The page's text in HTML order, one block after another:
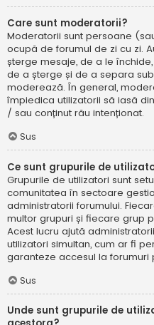
Care sunt moderatorii?
Moderatorii sunt persoane
ocupă de forumul de zi cu zi.
șterge mesaje, de a le
de a șterge și de a separa
moderează. În general,
împiedica utilizatorii să iasă
/ sau conținut rău intenționat.
Sus
Ce sunt grupurile de
Grupurile de utilizatori sunt
comunitatea în sectoare
administratorii forumului.
multor grupuri și fiecare grup
Acest lucru ajută
utilizatori simultan, cum ar fi
garanteze accesul la forumuri
Sus
Unde sunt grupurile de